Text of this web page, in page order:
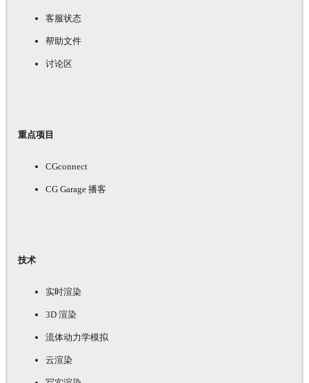
客服状态
帮助文件
讨论区
重点项目
CGconnect
CG Garage 播客
技术
实时渲染
3D 渲染
流体动力学模拟
云渲染